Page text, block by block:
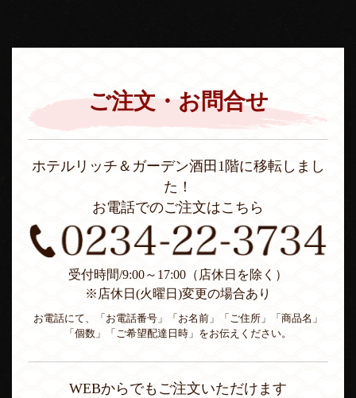
ご注文・お問合せ
ホテルリッチ＆ガーデン酒田1階に移転しまし
た！
お電話でのご注文はこちら
受付時間/9:00～17:00（店休日を除く）
※店休日(火曜日)変更の場合あり
お電話にて、「お電話番号」「お名前」「ご住所」「商品名」
「個数」「ご希望配達日時」をお伝えください。
WEBからでもご注文いただけます